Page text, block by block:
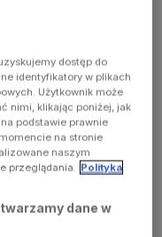
dostęp do
identyfikatory w plikach
Użytkownik może
nimi, klikając poniżej, jak
podstawie prawnie
na stronie
naszym
przeglądania. Polityka
dane w